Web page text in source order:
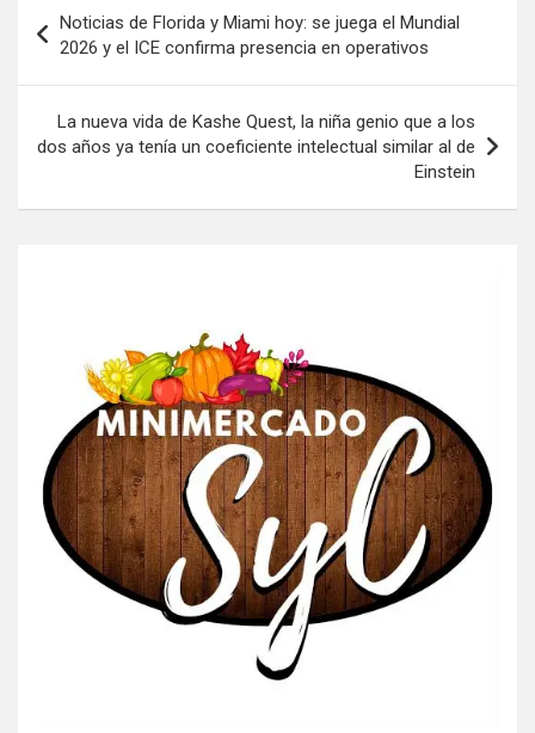
de
entradas
Noticias de Florida y Miami hoy: se juega el Mundial
2026 y el ICE confirma presencia en operativos
La nueva vida de Kashe Quest, la niña genio que a los
dos años ya tenía un coeficiente intelectual similar al de
Einstein